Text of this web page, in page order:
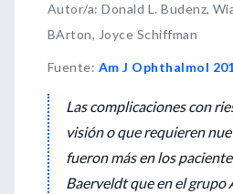
Autor/a: Donald L. Budenz,
BArton, Joyce Schiffman
Fuente: Am J Ophthalmol
Las complicaciones con
visión o que requieren
fueron más en los
Baerveldt que en el grupo